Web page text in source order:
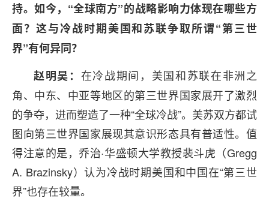
持。如今，“全球南方”的战略影响力体现在哪些方
面？这与冷战时期美国和苏联争取所谓“第三世
界”有何异同？
赵明昊： 在冷战期间，美国和苏联在非洲之
角、中东、中亚等地区的第三世界国家展开了激烈
的争夺，进而塑造了一种“全球冷战”。美苏双方都试
图向第三世界国家展现其意识形态具有普适性。值
得注意的是，乔治·华盛顿大学教授裴斗虎（Gregg
A. Brazinsky）认为冷战时期美国和中国在“第三世
界”也存在较量。